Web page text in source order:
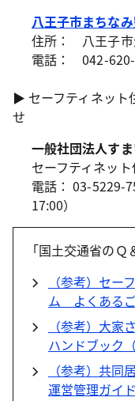
八王子市まちな
住所： 八王子市
電話： 042-620-
▶ セーフティネット
せ
一般社団法人す
セーフティネッ
電話： 03-5229-
17:00）
「国土交通省のＱ
（参考）セー
ム よくある
（参考）大
ハンドブック
（参考）共
運営管理ガイ